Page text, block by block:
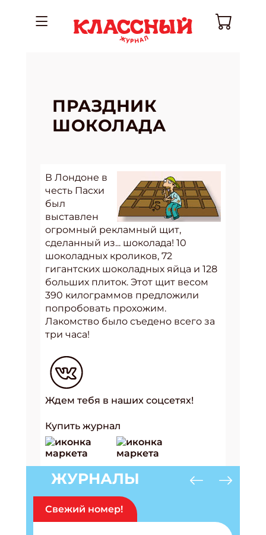
ПРАЗДНИК
ШОКОЛАДА
В Лондоне в
честь Пасхи
был
выставлен
огромный рекламный щит,
сделанный из... шоколада! 10
шоколадных кроликов, 72
гигантских шоколадных яйца и 128
больших плиток. Этот щит весом
390 килограммов предложили
попробовать прохожим.
Лакомство было съедено всего за
три часа!
Ждем тебя в наших соцсетях!
Купить журнал
ЖУРНАЛЫ
Свежий номер!